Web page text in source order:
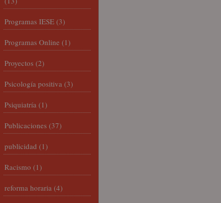
Programas IESE (3)
Programas Online (1)
Proyectos (2)
Psicología positiva (3)
Psiquiatría (1)
Publicaciones (37)
publicidad (1)
Racismo (1)
reforma horaria (4)